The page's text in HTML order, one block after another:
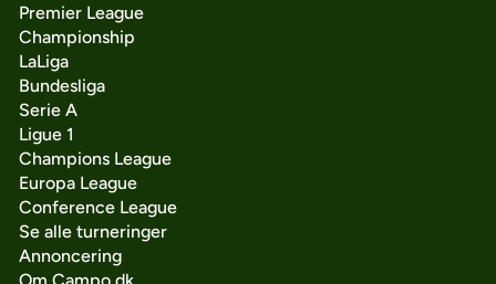
Premier League
Championship
LaLiga
Bundesliga
Serie A
Ligue 1
Champions League
Europa League
Conference League
Se alle turneringer
Annoncering